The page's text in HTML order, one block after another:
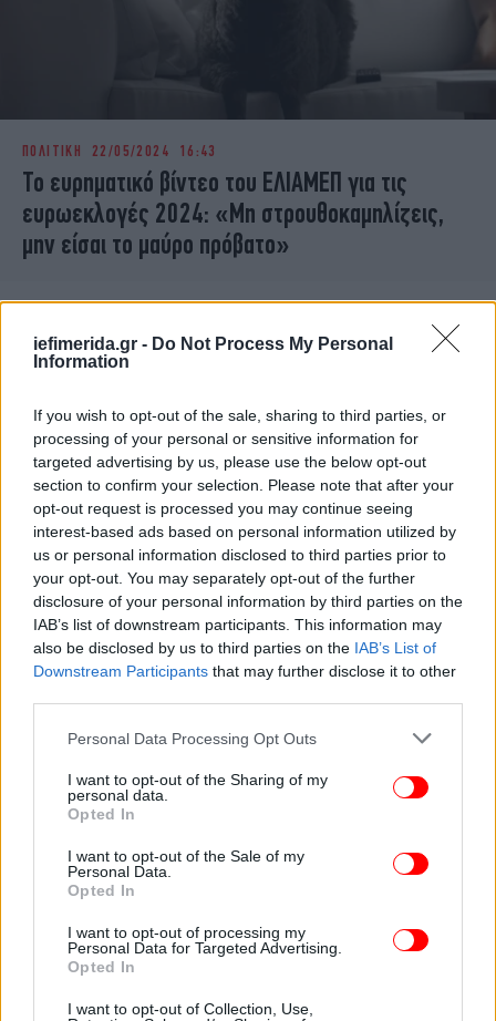
iefimerida.gr - Do Not Process My Personal
Information
If you wish to opt-out of the sale, sharing to third parties, or
processing of your personal or sensitive information for
targeted advertising by us, please use the below opt-out
section to confirm your selection. Please note that after your
opt-out request is processed you may continue seeing
interest-based ads based on personal information utilized by
us or personal information disclosed to third parties prior to
your opt-out. You may separately opt-out of the further
disclosure of your personal information by third parties on the
IAB’s list of downstream participants. This information may
also be disclosed by us to third parties on the IAB’s List of
Downstream Participants that may further disclose it to other
Please note that this website/app uses one or more Google
not limited to your visit or usage behaviour. You may click to
grant or deny consent to Google and its third-party tags to
use your data for below specified purposes in below Google
consent section.
Personal Data Processing Opt Outs
I want to opt-out of the Sharing of my
personal data.
Opted In
I want to opt-out of the Sale of my
Personal Data.
Opted In
I want to opt-out of processing my
Personal Data for Targeted Advertising.
Opted In
I want to opt-out of Collection, Use,
ΠΟΛΙΤΙΚΗ 22/05/2024 16:43
Το ευρηματικό βίντεο του ΕΛΙΑΜΕΠ για τις
ευρωεκλογές 2024: «Μη στρουθοκαμηλίζεις,
μην είσαι το μαύρο πρόβατο»
ΕΛΛΑΔΑ 24/04/2024 18:00
Ψηφιακά εισιτήρια και ένα άλλο ποδόσφαιρο
είναι εφικτό
Ποιος ασχολείται με την Οικονομική Ασφάλεια